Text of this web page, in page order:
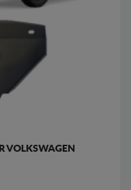
VOLKSWAGEN